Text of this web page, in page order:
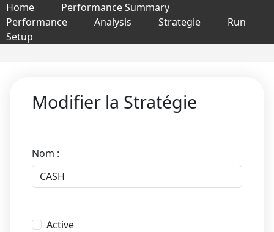
Home
Performance Summary
Performance
Analysis Strategie
Run
Setup
Modifier la Stratégie
Nom :
Active